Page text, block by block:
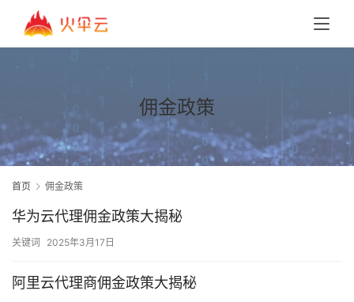
佣金政策
首页 佣金政策
华为云代理佣金政策大揭秘
关键词 2025年3月17日
阿里云代理商佣金政策大揭秘